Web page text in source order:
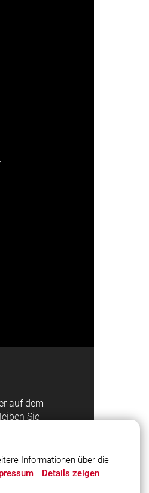
auf dem
Sie
Informationen über die
Details zeigen